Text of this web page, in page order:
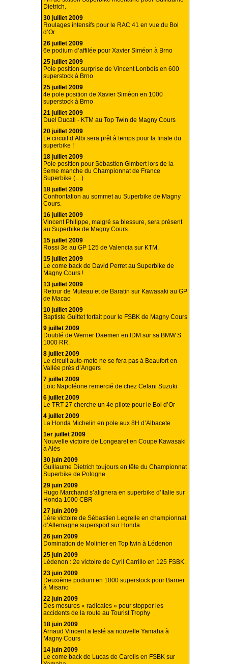
Dietrich.
30 juillet 2009
Roulages intensifs pour le RAC 41 en vue du Bol
d’Or
26 juillet 2009
6e podium d’affilée pour Xavier Siméon à Brno
25 juillet 2009
Pole position surprise de Vincent Lonbois en 600
superstock à Brno
25 juillet 2009
4e pole position de Xavier Siméon en 1000
superstock à Brno
21 juillet 2009
Duel Ducati - KTM au Top Twin de Magny Cours
20 juillet 2009
Le circuit d’Albi sera prêt à temps pour la finale du
superbike !
18 juillet 2009
Pole position pour Sébastien Gimbert lors de la
5eme manche du Championnat de France
Superbike (…)
18 juillet 2009
Confrontation au sommet au Superbike de Magny
Cours.
16 juillet 2009
Vincent Philippe, malgré sa blessure, sera présent
au Superbike de Magny Cours.
15 juillet 2009
Rossi 3e au GP 125 de Valencia sur KTM.
15 juillet 2009
Le come back de David Perret au Superbike de
Magny Cours !
13 juillet 2009
Retour de Muteau et de Baratin sur Kawasaki au GP
de Macao
10 juillet 2009
Baptiste Guittet forfait pour le FSBK de Magny Cours
9 juillet 2009
Doublé de Werner Daemen en IDM sur sa BMW S
1000 RR.
8 juillet 2009
Le circuit auto-moto ne se fera pas à Beaufort en
Vallée près d’Angers
7 juillet 2009
Loïc Napoléone remercié de chez Celani Suzuki
6 juillet 2009
Le TRT 27 cherche un 4e pilote pour le Bol d’Or
4 juillet 2009
La Honda Michelin en pole aux 8H d’Albacete
1er juillet 2009
Nouvelle victoire de Longearet en Coupe Kawasaki
à Alès
30 juin 2009
Guillaume Dietrich toujours en tête du Championnat
Superbike de Pologne.
29 juin 2009
Hugo Marchand s’alignera en superbike d’Italie sur
Honda 1000 CBR
27 juin 2009
1ère victoire de Sébastien Legrelle en championnat
d’Allemagne supersport sur Honda.
26 juin 2009
Domination de Molinier en Top twin à Lédenon
25 juin 2009
Lédenon : 2e victoire de Cyril Carrillo en 125 FSBK.
23 juin 2009
Deuxième podium en 1000 superstock pour Barrier
à Misano
22 juin 2009
Des mesures « radicales » pour stopper les
accidents de la route au Tourist Trophy
18 juin 2009
Arnaud Vincent a testé sa nouvelle Yamaha à
Magny Cours
14 juin 2009
Le come back de Lucas de Carolis en FSBK sur